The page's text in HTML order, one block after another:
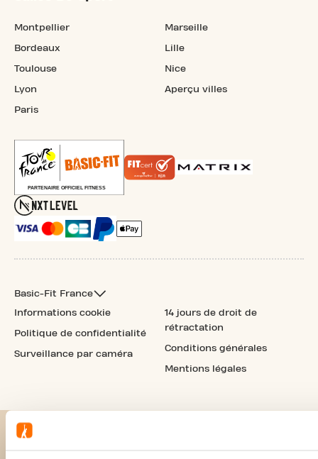
Montpellier
Bordeaux
Toulouse
Lyon
Paris
Marseille
Lille
Nice
Aperçu villes
Basic-Fit France
Informations cookie
Politique de confidentialité
Surveillance par caméra
14 jours de droit de
rétractation
Conditions générales
Mentions légales